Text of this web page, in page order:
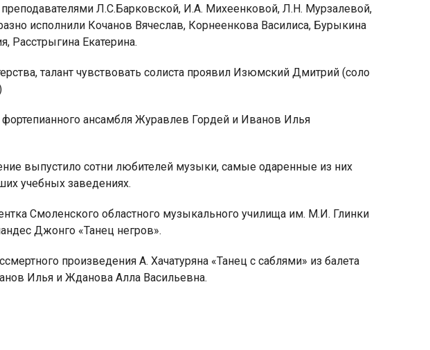
Л.С.Барковской, И.А. Михеенковой, Л.Н. Мурзалевой,
исполнили Кочанов Вячеслав, Корнеенкова Василиса, Бурыкина
Расстрыгина Екатерина.
талант чувствовать солиста проявил Изюмский Дмитрий (соло
ансамбля Журавлев Гордей и Иванов Илья
выпустило сотни любителей музыки, самые одаренные из них
учебных заведениях.
Смоленского областного музыкального училища им. М.И. Глинки
Джонго «Танец негров».
произведения А. Хачатуряна «Танец с саблями» из балета
Илья и Жданова Алла Васильевна.